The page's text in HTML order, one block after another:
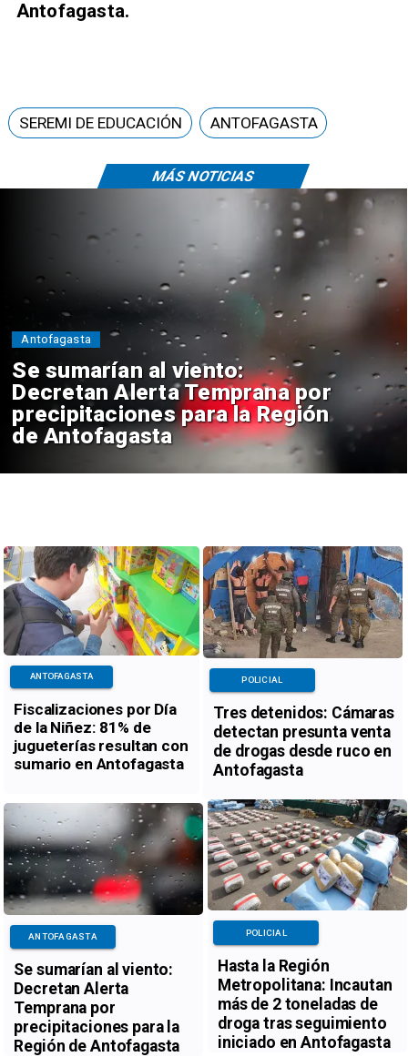
Antofagasta.
MÁS NOTICIAS
SEREMI DE EDUCACIÓN ANTOFAGASTA
Se sumarían al viento:
Decretan Alerta Temprana por
precipitaciones para la Región
de Antofagasta
Antofagasta
Fiscalizaciones por Día
de la Niñez: 81% de
jugueterías resultan con
sumario en Antofagasta
ANTOFAGASTA
Tres detenidos: Cámaras
detectan presunta venta
de drogas desde ruco en
Antofagasta
POLICIAL
Se sumarían al viento:
Decretan Alerta
Temprana por
precipitaciones para la
Región de Antofagasta
ANTOFAGASTA
Hasta la Región
Metropolitana: Incautan
más de 2 toneladas de
droga tras seguimiento
iniciado en Antofagasta
POLICIAL